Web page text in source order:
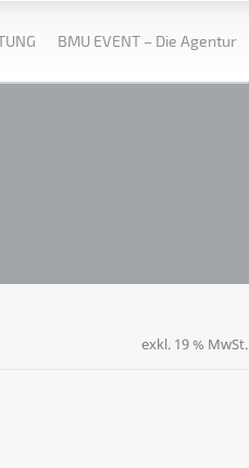
BMU EVENT – Die Agentur
exkl. 19 % MwSt.